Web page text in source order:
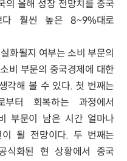
의 올해 성장 전망치를 중국
다 훨씬 높은 8~9%대로
화될지 여부는 소비 부문의
비 부문의 중국경제에 대한
각해 볼 수 있다. 첫 번째는
부터 회복하는 과정에서
부문이 남은 시간 얼마나
이 될 전망이다. 두 번째는
식화된 현 상황에서 중국